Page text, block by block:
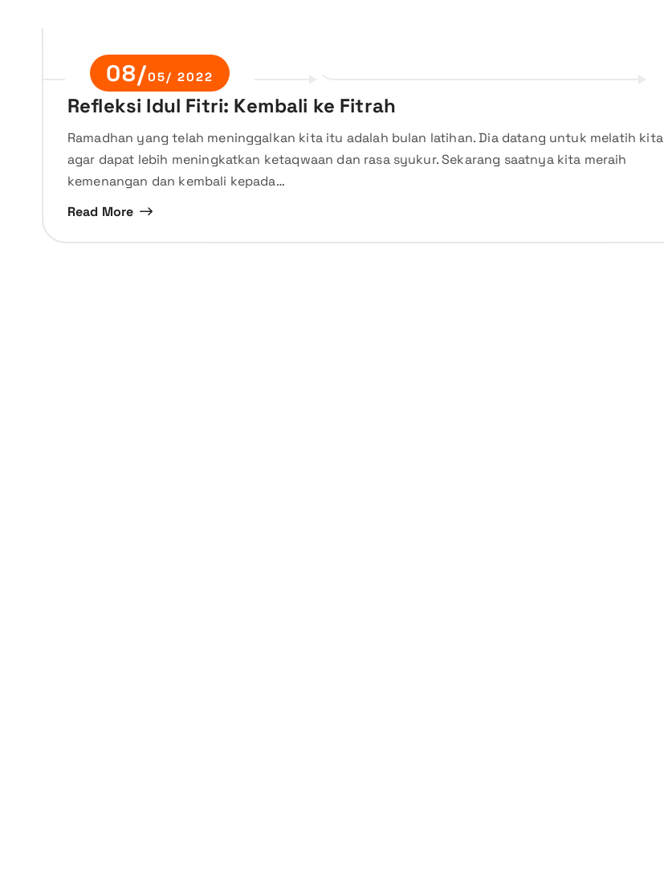
08/05/ 2022
Refleksi Idul Fitri: Kembali ke Fitrah
Ramadhan yang telah meninggalkan kita itu adalah bulan latihan. Dia datang untuk melatih kita
agar dapat lebih meningkatkan ketaqwaan dan rasa syukur. Sekarang saatnya kita meraih
kemenangan dan kembali kepada…
Read More